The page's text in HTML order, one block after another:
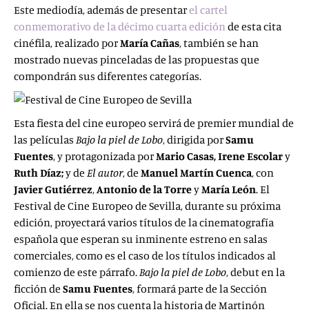
Este mediodía, además de presentarel cartel
conmemorativo de la décimo cuarta ediciónde esta cita
cinéfila, realizado porMaría Cañas, también se han
mostrado nuevas pinceladas de las propuestas que
compondrán sus diferentes categorías.
Esta fiesta del cine europeo servirá de premier mundial de
las películas Bajo la piel de Lobo, dirigida porSamu
Fuentes, y protagonizada porMario Casas, Irene Escolary
Ruth Díaz;y de El autor, de Manuel Martín Cuenca, con
Javier Gutiérrez,Antonio de la TorreyMaría León. El
Festival de Cine Europeo de Sevilla, durante su próxima
edición, proyectará varios títulos de la cinematografía
española que esperan su inminente estreno en salas
comerciales, como es el caso de los títulos indicados al
comienzo de este párrafo.Bajo la piel de Lobo, debut en la
ficción de Samu Fuentes, formará parte de la Sección
Oficial. En ella se nos cuenta la historia de Martinón